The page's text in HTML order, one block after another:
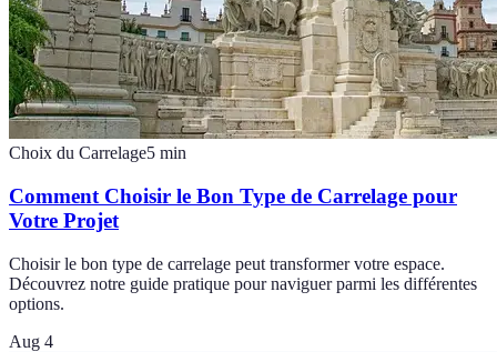
Choix du Carrelage5 min
Comment Choisir le Bon Type de Carrelage pour
Votre Projet
Choisir le bon type de carrelage peut transformer votre espace.
Découvrez notre guide pratique pour naviguer parmi les différentes
options.
Aug 4